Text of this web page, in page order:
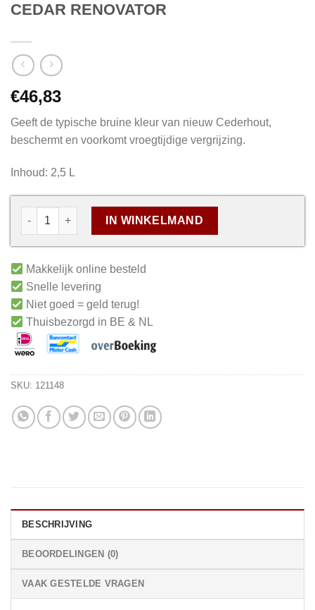
CEDAR RENOVATOR
€46,83
Geeft de typische bruine kleur van nieuw Cederhout,
beschermt en voorkomt vroegtijdige vergrijzing.
Inhoud: 2,5 L
IN WINKELMAND
Makkelijk online besteld
Snelle levering
Niet goed = geld terug!
Thuisbezorgd in BE & NL
SKU: 121148
BESCHRIJVING
BEOORDELINGEN (0)
VAAK GESTELDE VRAGEN